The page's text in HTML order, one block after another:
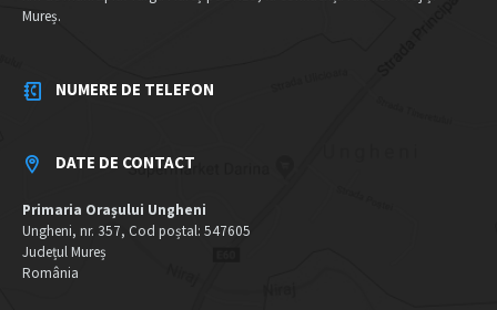
Mureș.
NUMERE DE TELEFON
DATE DE CONTACT
Primaria Orașului Ungheni
Ungheni, nr. 357, Cod poștal: 547605
Județul Mureș
România